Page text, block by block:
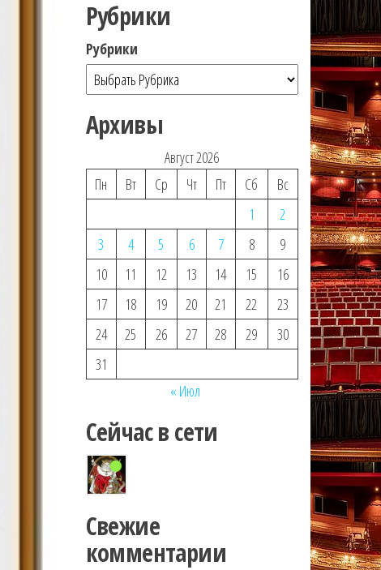
Рубрики
Рубрики
Архивы
Август 2026
Пн
Вт Ср Чт Пт Сб
Вс
1
2
3
4 5 6 7 8
9
10
11 12 13 14 15
16
17
18 19 20 21 22
23
24
25 26 27 28 29
30
31
« Июл
Сейчас в сети
Свежие
комментарии